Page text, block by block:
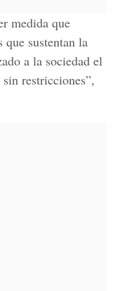
medida que
que sustentan la
a la sociedad el
restricciones”,